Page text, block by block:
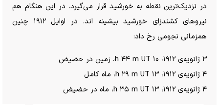
در نزدیک‌ترین نقطه به خورشید قرار می‌گیرد. در این هنگام هم
نیرو‌های کشندزای خورشید بیشینه اند. در اوایل ۱۹۱۲ چنین
همزمانی نجومی رخ داد:
۳ ژانویه‌ی ۱۹۱۲، ۱۰ h ۴۴ m UT، زمین در حضیض
۴ ژانویه‌ی ۱۹۱۲، ۱۳ h ۲۹ m UT، ماه کامل
۴ ژانویه‌ی ۱۹۱۲، ۱۳ h ۳۵ m UT، ماه در حضیض